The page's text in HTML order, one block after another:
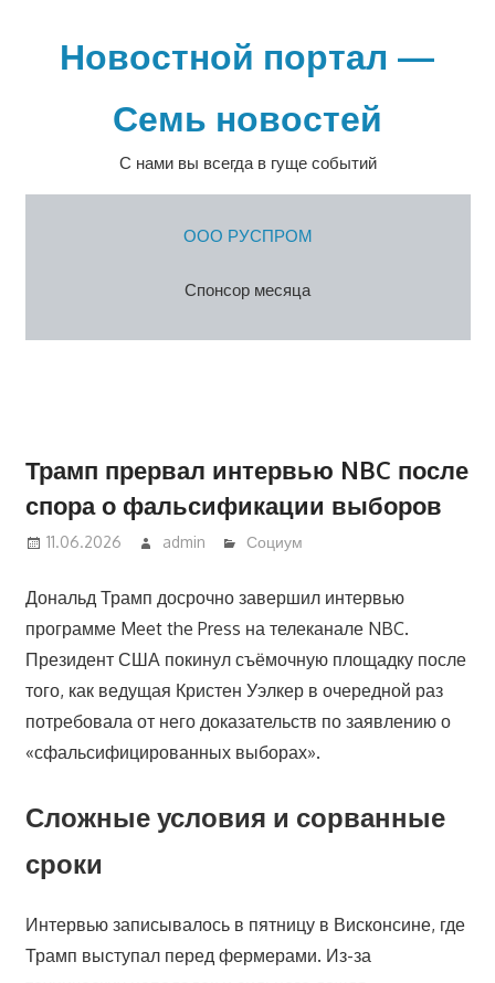
содержимомуНовостной портал —
Семь новостей
С нами вы всегда в гуще событий
ООО РУСПРОМ
Спонсор месяца
Трамп прервал интервью NBC после
спора о фальсификации выборов
11.06.2026 admin Социум
Дональд Трамп досрочно завершил интервью
программе Meet the Press на телеканале NBC.
Президент США покинул съёмочную площадку после
того, как ведущая Кристен Уэлкер в очередной раз
потребовала от него доказательств по заявлению о
«сфальсифицированных выборах».
Сложные условия и сорванные
сроки
Интервью записывалось в пятницу в Висконсине, где
Трамп выступал перед фермерами. Из-за